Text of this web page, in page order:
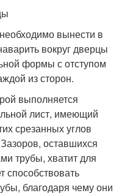
вынести в
вокруг дверцы
формы с отступом
из сторон.
выполняется
лист, имеющий
срезанных углов
оставшихся
трубы, хватит для
способствовать
благодаря чему они